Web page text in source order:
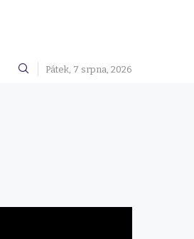
Pátek, 7 srpna, 2026